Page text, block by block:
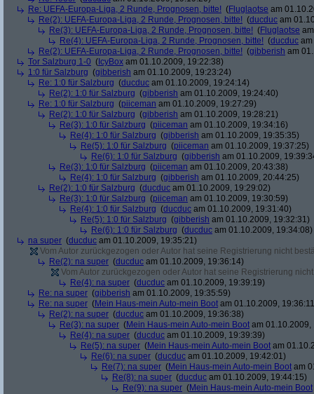
Re: UEFA-Europa-Liga, 2 Runde, Prognosen, bitte! (Fluglaotse am
Re(2): UEFA-Europa-Liga, 2 Runde, Prognosen, bitte! (ducduc am
Re(3): UEFA-Europa-Liga, 2 Runde, Prognosen, bitte! (Fluglaotse
Re(4): UEFA-Europa-Liga, 2 Runde, Prognosen, bitte! (ducduc
Re(2): UEFA-Europa-Liga, 2 Runde, Prognosen, bitte! (gibberish am
Tor Salzburg 1-0 ( IcyBox am 01.10.2009, 19:22:38)
1:0 für Salzburg (gibberish am 01.10.2009, 19:23:24)
Re: 1:0 für Salzburg (ducduc am 01.10.2009, 19:24:14)
Re(2): 1:0 für Salzburg (gibberish am 01.10.2009, 19:24:40)
Re: 1:0 für Salzburg (piiceman am 01.10.2009, 19:27:29)
Re(2): 1:0 für Salzburg (gibberish am 01.10.2009, 19:28:21)
Re(3): 1:0 für Salzburg (piiceman am 01.10.2009, 19:34:16)
Re(4): 1:0 für Salzburg (gibberish am 01.10.2009, 19:35:35)
Re(5): 1:0 für Salzburg (piiceman am 01.10.2009, 19:37:25)
Re(6): 1:0 für Salzburg (gibberish am 01.10.2009,
Re(3): 1:0 für Salzburg (piiceman am 01.10.2009, 20:43:38)
Re(4): 1:0 für Salzburg (gibberish am 01.10.2009, 20:44:25)
Re(2): 1:0 für Salzburg (ducduc am 01.10.2009, 19:29:02)
Re(3): 1:0 für Salzburg (piiceman am 01.10.2009, 19:30:59)
Re(4): 1:0 für Salzburg (ducduc am 01.10.2009, 19:31:40)
Re(5): 1:0 für Salzburg (gibberish am 01.10.2009, 19:32:31)
Re(6): 1:0 für Salzburg (ducduc am 01.10.2009, 19:34:08)
na super (ducduc am 01.10.2009, 19:35:21)
Vom Autor zurückgezogen oder Autor hat seine Registrierung nicht
Re(2): na super (ducduc am 01.10.2009, 19:36:14)
Vom Autor zurückgezogen oder Autor hat seine Registrierung
Re(4): na super (ducduc am 01.10.2009, 19:39:19)
Re: na super (gibberish am 01.10.2009, 19:35:59)
Re: na super (Mein Haus-mein Auto-mein Boot am 01.10.2009,
Re(2): na super (ducduc am 01.10.2009, 19:36:38)
Re(3): na super (Mein Haus-mein Auto-mein Boot am 01.10.2009,
Re(4): na super (ducduc am 01.10.2009, 19:39:39)
Re(5): na super (Mein Haus-mein Auto-mein Boot am
Re(6): na super (ducduc am 01.10.2009, 19:42:01)
Re(7): na super (Mein Haus-mein Auto-mein Boot am
Re(8): na super (ducduc am 01.10.2009, 19:44:15)
Re(9): na super (Mein Haus-mein Auto-mein Boot